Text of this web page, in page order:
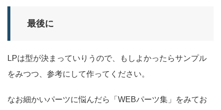
最後に
LPは型が決まっていりうので、もしよかったらサンプル
をみつつ、参考にして作ってください。
なお細かいパーツに悩んだら「WEBパーツ集」をみてお